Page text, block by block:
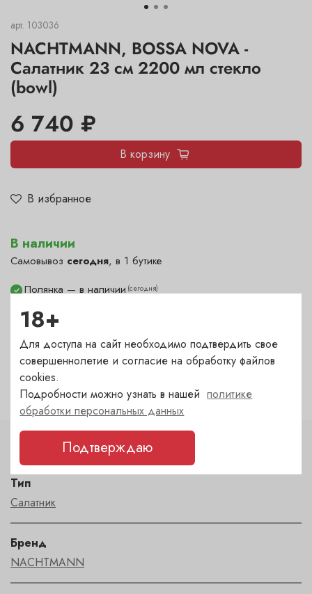
арт. 103036
NACHTMANN, BOSSA NOVA -
Салатник 23 см 2200 мл стекло
(bowl)
В избранное
6 740 ₽
В корзину
В наличии
Самовывоз сегодня, в 1 бутике
Гранатный — под заказ
✓ Полянка — в наличии (сегодня)
Пречистенка — под заказ(1-2 дня)
Садовническая — под заказ(1-2 дня)
Сухаревка — под заказ
Характеристики
Тип
Салатник
Бренд
NACHTMANN
18+
Для доступа на сайт необходимо подтвердить свое
совершеннолетие и согласие на обработку файлов
cookies.
Подробности можно узнать в нашейполитике
обработки персональных данных
Подтверждаю